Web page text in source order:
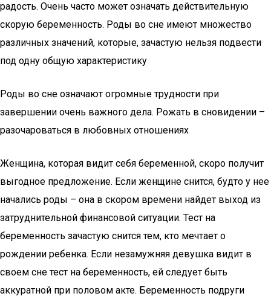
радость. Очень часто может означать действительную
скорую беременность. Роды во сне имеют множество
различных значений, которые, зачастую нельзя подвести
под одну общую характеристику
Роды во сне означают огромные трудности при
завершении очень важного дела. Рожать в сновидении –
разочароваться в любовных отношениях
Женщина, которая видит себя беременной, скоро получит
выгодное предложение. Если женщине снится, будто у нее
начались роды – она в скором времени найдет выход из
затруднительной финансовой ситуации. Тест на
беременность зачастую снится тем, кто мечтает о
рождении ребенка. Если незамужняя девушка видит в
своем сне тест на беременность, ей следует быть
аккуратной при половом акте. Беременность подруги